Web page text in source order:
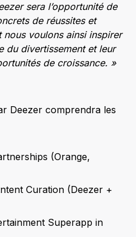
sera l’opportunité de
de réussites et
nous voulons ainsi inspirer
du divertissement et leur
de croissance. »
Deezer comprendra les
(Orange,
Curation (Deezer +
Superapp in